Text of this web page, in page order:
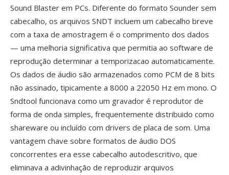
Sound Blaster em PCs. Diferente do formato Sounder sem
cabecalho, os arquivos SNDT incluem um cabecalho breve
com a taxa de amostragem é o comprimento dos dados
— uma melhoria significativa que permitia ao software de
reprodução determinar a temporizacao automaticamente.
Os dados de áudio são armazenados como PCM de 8 bits
não assinado, tipicamente a 8000 a 22050 Hz em mono. O
Sndtool funcionava como um gravador é reprodutor de
forma de onda simples, frequentemente distribuido como
shareware ou incluído com drivers de placa de som. Uma
vantagem chave sobre formatos de áudio DOS
concorrentes era esse cabecalho autodescritivo, que
eliminava a adivinhação de reproduzir arquivos